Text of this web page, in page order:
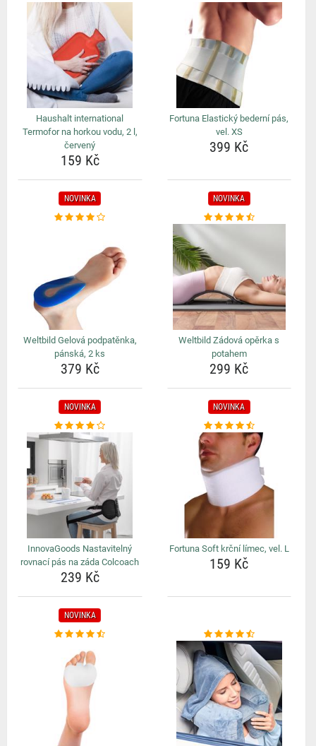
Haushalt international
Termofor na horkou vodu, 2 l,
červený
159 Kč
Fortuna Elastický bederní pás,
vel. XS
399 Kč
NOVINKA
Weltbild Gelová podpatěnka,
pánská, 2 ks
379 Kč
NOVINKA
Weltbild Zádová opěrka s
potahem
299 Kč
NOVINKA
InnovaGoods Nastavitelný
rovnací pás na záda Colcoach
239 Kč
NOVINKA
Fortuna Soft krční límec, vel. L
159 Kč
NOVINKA